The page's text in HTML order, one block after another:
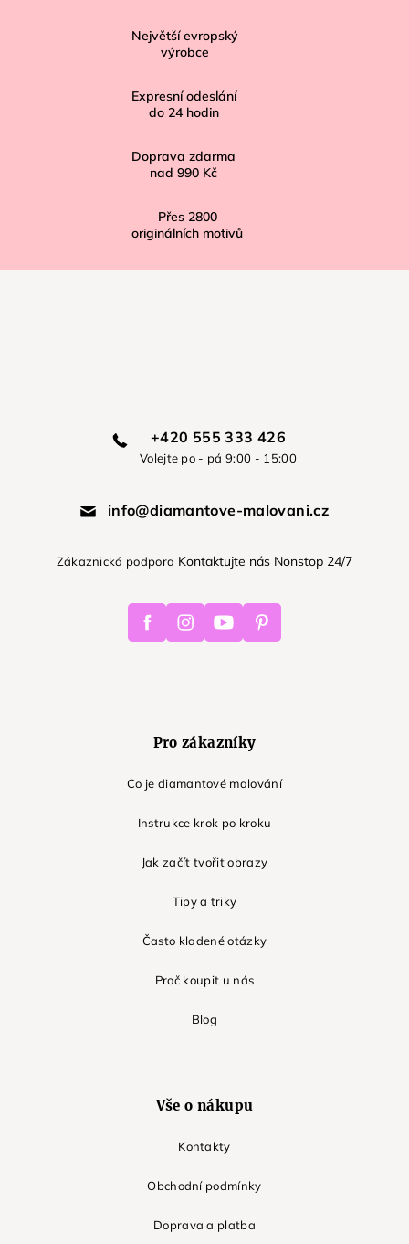
Největší evropský
výrobce
Expresní odeslání
do 24 hodin
Doprava zdarma
nad 990 Kč
Přes 2800
originálních motivů
+420 555 333 426
Volejte po - pá 9:00 - 15:00
info@diamantove-malovani.cz
Zákaznická podpora Kontaktujte nás Nonstop 24/7
FacebookInstagramYoutube Pinterest
Pro zákazníky
Co je diamantové malování
Instrukce krok po kroku
Jak začít tvořit obrazy
Tipy a triky
Často kladené otázky
Proč koupit u nás
Blog
Vše o nákupu
Kontakty
Obchodní podmínky
Doprava a platba